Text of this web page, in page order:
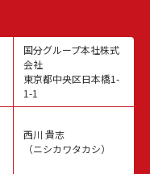
国分グループ本社株式
会社
東京都中央区日本橋1-
1-1
西川 貴志
（ニシカワタカシ）